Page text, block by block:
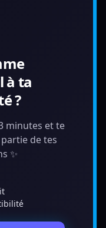
à ta
?
minutes et te
de tes
✨